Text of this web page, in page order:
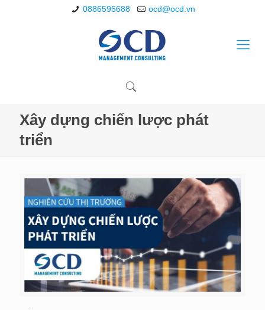
0886595688 ocd@ocd.vn
Xây dựng chiến lược phát
triển